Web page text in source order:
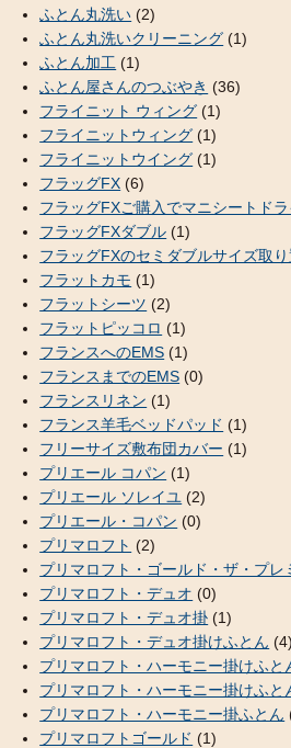
ふとん丸洗い (2)
ふとん丸洗いクリーニング (1)
ふとん加工 (1)
ふとん屋さんのつぶやき (36)
フライニット ウィング (1)
フライニットウィング (1)
フライニットウイング (1)
フラッグFX (6)
フラッグFXご購入でマニシートド
フラッグFXダブル (1)
フラッグFXのセミダブルサイズ取
フラットカモ (1)
フラットシーツ (2)
フラットピッコロ (1)
フランスへのEMS (1)
フランスまでのEMS (0)
フランスリネン (1)
フランス羊毛ベッドパッド (1)
フリーサイズ敷布団カバー (1)
プリエール コパン (1)
プリエール ソレイユ (2)
プリエール・コパン (0)
プリマロフト (2)
プリマロフト・ゴールド・ザ・プレ
プリマロフト・デュオ (0)
プリマロフト・デュオ掛 (1)
プリマロフト・デュオ掛けふとん (4)
プリマロフト・ハーモニー掛けふと
プリマロフト・ハーモニー掛けふと
プリマロフト・ハーモニー掛ふとん
プリマロフトゴールド (1)